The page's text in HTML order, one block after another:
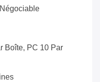
Négociable
Boîte, PC 10 Par